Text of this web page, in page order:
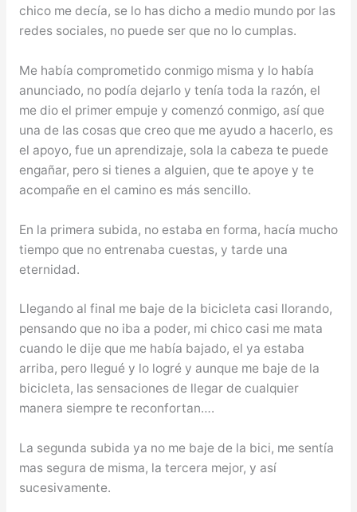
chico me decía, se lo has dicho a medio mundo por las
redes sociales, no puede ser que no lo cumplas.
Me había comprometido conmigo misma y lo había
anunciado, no podía dejarlo y tenía toda la razón, el
me dio el primer empuje y comenzó conmigo, así que
una de las cosas que creo que me ayudo a hacerlo, es
el apoyo, fue un aprendizaje, sola la cabeza te puede
engañar, pero si tienes a alguien, que te apoye y te
acompañe en el camino es más sencillo.
En la primera subida, no estaba en forma, hacía mucho
tiempo que no entrenaba cuestas, y tarde una
eternidad.
Llegando al final me baje de la bicicleta casi llorando,
pensando que no iba a poder, mi chico casi me mata
cuando le dije que me había bajado, el ya estaba
arriba, pero llegué y lo logré y aunque me baje de la
bicicleta, las sensaciones de llegar de cualquier
manera siempre te reconfortan….
La segunda subida ya no me baje de la bici, me sentía
mas segura de misma, la tercera mejor, y así
sucesivamente.